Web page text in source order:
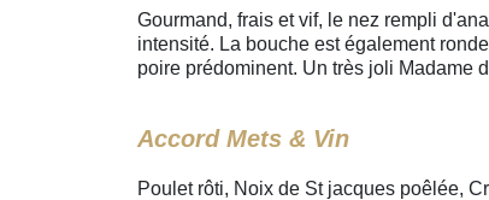
Gourmand, frais et vif, le nez rempli
intensité. La bouche est également
poire prédominent. Un très joli Madame
Accord Mets & Vin
Poulet rôti, Noix de St jacques poêlée,